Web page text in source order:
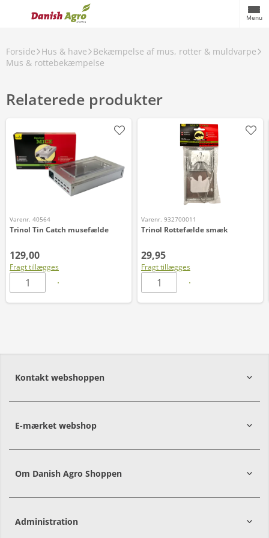
Menu
Forside Hus & have
Bekæmpelse af mus, rotter & muldvarpe
Mus & rottebekæmpelse
Relaterede produkter
Varenr. 40564
Trinol Tin Catch musefælde
129,00
Fragt tillægges
Varenr. 932700011
Trinol Rottefælde smæk
29,95
Fragt tillægges
Kontakt webshoppen
E-mærket webshop
Om Danish Agro Shoppen
Administration